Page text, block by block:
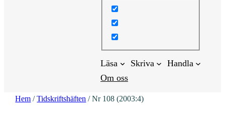
Läsa Skriva
Handla
Om oss
Hem /Tidskriftshäften / Nr 108 (2003:4)